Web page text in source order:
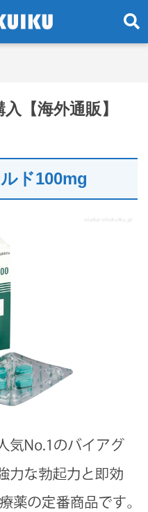
【海外通販】
ド100mg